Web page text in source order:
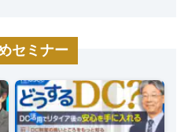
セミナー